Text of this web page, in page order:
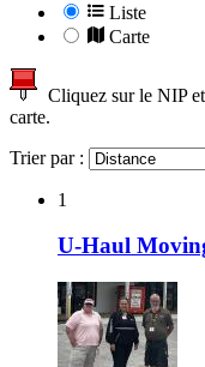
Liste
Carte
Cliquez sur le NIP
carte.
Trier par :
1
U-Haul